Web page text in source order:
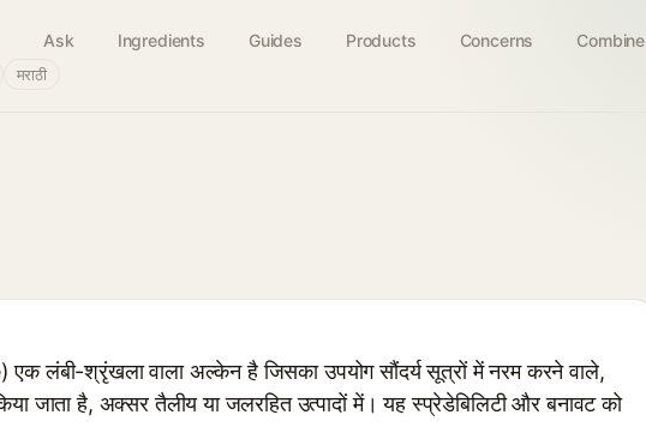
Ask Ingredients Guides Products Concerns Combine
मराठी
लंबी-श्रृंखला वाला अल्केन है जिसका उपयोग सौंदर्य सूत्रों में नरम करने वाले,
जाता है, अक्सर तैलीय या जलरहित उत्पादों में। यह स्प्रेडेबिलिटी और बनावट को